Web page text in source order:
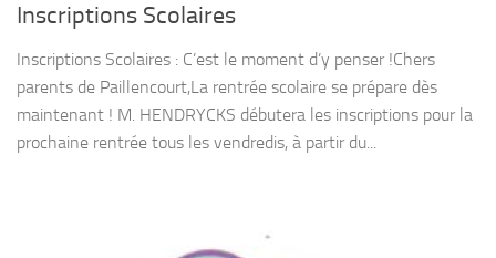
Inscriptions Scolaires
Inscriptions Scolaires : C’est le moment d’y penser !Chers
parents de Paillencourt,La rentrée scolaire se prépare dès
maintenant ! M. HENDRYCKS débutera les inscriptions pour la
prochaine rentrée tous les vendredis, à partir du...